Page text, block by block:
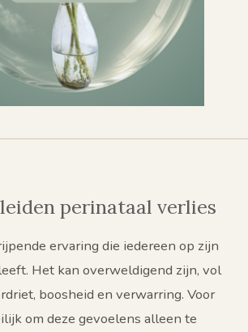
perinataal verlies
ervaring die iedereen op zijn
Het kan overweldigend zijn, vol
boosheid en verwarring. Voor
om deze gevoelens alleen te